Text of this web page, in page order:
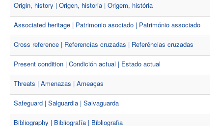
Origin, history | Origen, historia | Origem, história
Associated heritage | Patrimonio asociado | Património associado
Cross reference | Referencias cruzadas | Referências cruzadas
Present condition | Condición actual | Estado actual
Threats | Amenazas | Ameaças
Safeguard | Salguardia | Salvaguarda
Bibliography | Bibliografía | Bibliografia